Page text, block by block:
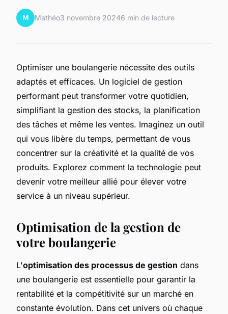
M Mathéo3 novembre 20246 min de lecture
Optimiser une boulangerie nécessite des outils
adaptés et efficaces. Un logiciel de gestion
performant peut transformer votre quotidien,
simplifiant la gestion des stocks, la planification
des tâches et même les ventes. Imaginez un outil
qui vous libère du temps, permettant de vous
concentrer sur la créativité et la qualité de vos
produits. Explorez comment la technologie peut
devenir votre meilleur allié pour élever votre
service à un niveau supérieur.
Optimisation de la gestion de
votre boulangerie
L'optimisation des processus de gestion dans
une boulangerie est essentielle pour garantir la
rentabilité et la compétitivité sur un marché en
constante évolution. Dans cet univers où chaque